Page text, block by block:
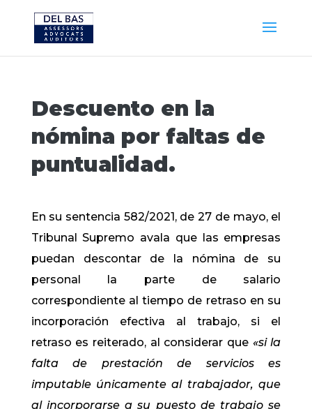
Descuento en la
nómina por faltas de
puntualidad.
En su sentencia 582/2021, de 27 de mayo, el
Tribunal Supremo avala que las empresas
puedan descontar de la nómina de su
personal la parte de salario
correspondiente al tiempo de retraso en su
incorporación efectiva al trabajo, si el
retraso es reiterado, al considerar que «si la
falta de prestación de servicios es
imputable únicamente al trabajador, que
al incorporarse a su puesto de trabajo se